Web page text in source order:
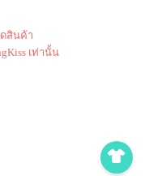
สินค้า
เท่านั้น